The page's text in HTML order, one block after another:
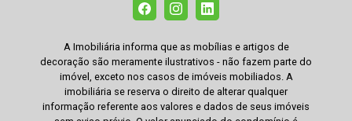
A Imobiliária informa que as mobílias e artigos de
decoração são meramente ilustrativos - não fazem parte do
imóvel, exceto nos casos de imóveis mobiliados. A
imobiliária se reserva o direito de alterar qualquer
informação referente aos valores e dados de seus imóveis